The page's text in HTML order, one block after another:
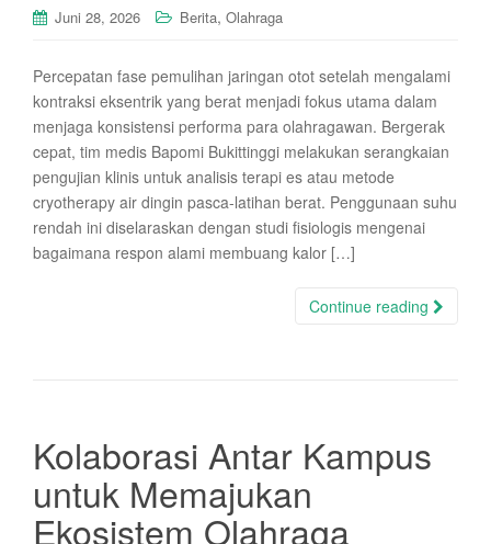
Juni 28, 2026 Berita, Olahraga
Percepatan fase pemulihan jaringan otot setelah mengalami
kontraksi eksentrik yang berat menjadi fokus utama dalam
menjaga konsistensi performa para olahragawan. Bergerak
cepat, tim medis Bapomi Bukittinggi melakukan serangkaian
pengujian klinis untuk analisis terapi es atau metode
cryotherapy air dingin pasca-latihan berat. Penggunaan suhu
rendah ini diselaraskan dengan studi fisiologis mengenai
bagaimana respon alami membuang kalor […]
Continue reading
Kolaborasi Antar Kampus
untuk Memajukan
Ekosistem Olahraga